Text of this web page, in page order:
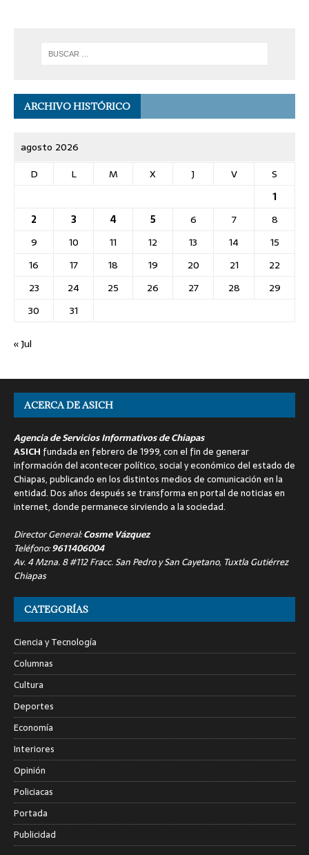
ARCHIVO HISTÓRICO
agosto 2026
D
L M X J V
S
1
2
3 4 5 6 7
8
9
10 11 12 13 14
15
16
17 18 19 20 21
22
23
24 25 26 27 28
29
30
31
« Jul
ACERCA DE ASICH
Agencia de Servicios Informativos de Chiapas
ASICH fundada en febrero de 1999, con el fin de generar
información del acontecer político, social y económico del estado de
Chiapas, publicando en los distintos medios de comunicación en la
entidad. Dos años después se transforma en portal de noticias en
internet, donde permanece sirviendo a la sociedad.
Director General:Cosme Vázquez
Teléfono:9611406004
Av. 4 Mzna. 8 #112 Fracc. San Pedro y San Cayetano, Tuxtla Gutiérrez
Chiapas
CATEGORÍAS
Ciencia y Tecnología
Columnas
Cultura
Deportes
Economía
Interiores
Opinión
Policiacas
Portada
Publicidad